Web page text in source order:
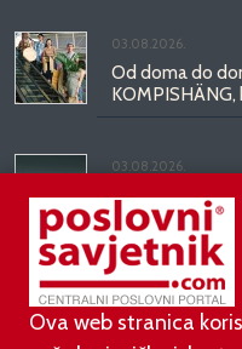
03.08.2026.
Od doma do
KOMPISHÄNG,
03.08.2026.
Kineski BYD
Mercedesove
kilometara
Ova web stranica